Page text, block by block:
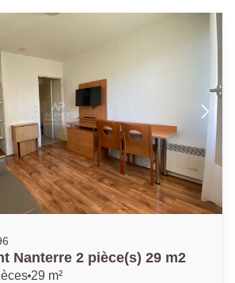
Nanterre 2 pièce(s) 29 m2
29 m²